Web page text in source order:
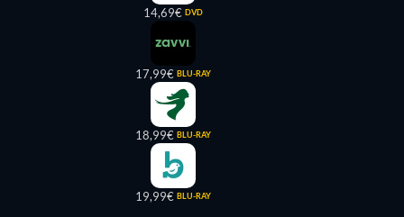
14,69€ DVD
17,99€ BLU-RAY
18,99€ BLU-RAY
19,99€ BLU-RAY